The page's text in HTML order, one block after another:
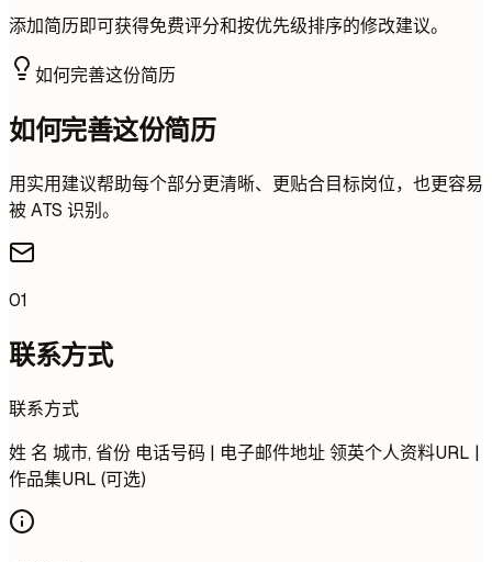
添加简历即可获得免费评分和按优先级排序的修改建议。
如何完善这份简历
如何完善这份简历
用实用建议帮助每个部分更清晰、更贴合目标岗位，也更容易
被 ATS 识别。
01
联系方式
联系方式
姓 名 城市, 省份 电话号码 | 电子邮件地址 领英个人资料URL |
作品集URL (可选)